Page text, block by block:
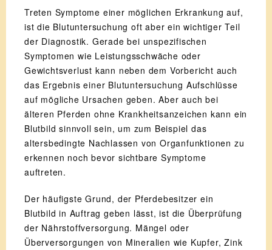
Treten Symptome einer möglichen Erkrankung auf,
ist die Blutuntersuchung oft aber ein wichtiger Teil
der Diagnostik. Gerade bei unspezifischen
Symptomen wie Leistungsschwäche oder
Gewichtsverlust kann neben dem Vorbericht auch
das Ergebnis einer Blutuntersuchung Aufschlüsse
auf mögliche Ursachen geben. Aber auch bei
älteren Pferden ohne Krankheitsanzeichen kann ein
Blutbild sinnvoll sein, um zum Beispiel das
altersbedingte Nachlassen von Organfunktionen zu
erkennen noch bevor sichtbare Symptome
auftreten.
Der häufigste Grund, der Pferdebesitzer ein
Blutbild in Auftrag geben lässt, ist die Überprüfung
der Nährstoffversorgung. Mängel oder
Überversorgungen von Mineralien wie Kupfer, Zink